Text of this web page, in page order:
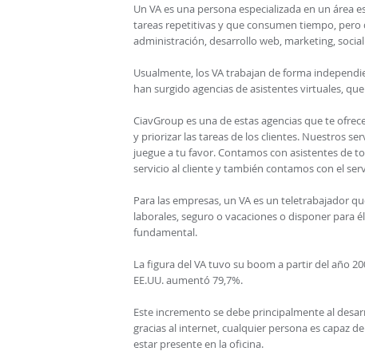
Un VA es una persona especializada en un área
tareas repetitivas y que consumen tiempo,
administración, desarrollo web, marketing,
Usualmente, los VA trabajan de forma
han surgido agencias de asistentes virtuales,
CiavGroup es una de estas agencias que te
y priorizar las tareas de los clientes. Nuestros
juegue a tu favor. Contamos con asistentes de
servicio al cliente y también contamos con el
Para las empresas, un VA es un teletrabajador
laborales, seguro o vacaciones o disponer para
fundamental.
La figura del VA tuvo su boom a partir del año
EE.UU. aumentó 79,7%.
Este incremento se debe principalmente al
gracias al internet, cualquier persona es capaz
estar presente en la oficina.